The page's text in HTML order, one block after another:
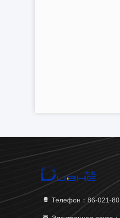
Телефон：86-021-